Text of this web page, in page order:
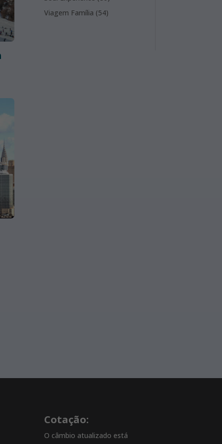
Viagem Família 5454
Cotação:
O câmbio atualizado está